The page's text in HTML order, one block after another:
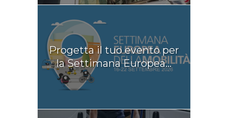
Progetta il tuo evento per
la Settimana Europea...